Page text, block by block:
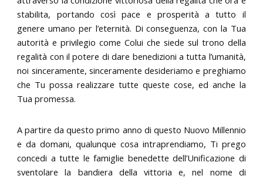
stabilita, portando così pace e prosperità a tutto il
genere umano per l’eternità. Di conseguenza, con la Tua
autorità e privilegio come Colui che siede sul trono della
regalità con il potere di dare benedizioni a tutta l’umanità,
noi sinceramente, sinceramente desideriamo e preghiamo
che Tu possa realizzare tutte queste cose, ed anche la
Tua promessa.
A partire da questo primo anno di questo Nuovo Millennio
e da domani, qualunque cosa intraprendiamo, Ti prego
concedi a tutte le famiglie benedette dell’Unificazione di
sventolare la bandiera della vittoria e, nel nome di